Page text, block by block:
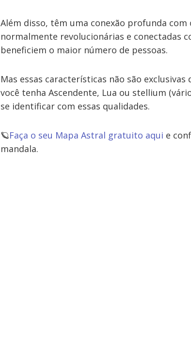
Além disso, têm uma conexão profunda
normalmente revolucionárias e conectadas
beneficiem o maior número de pessoas.
Mas essas características não são
você tenha Ascendente, Lua ou stellium
se identificar com essas qualidades.
🪐Faça o seu Mapa Astral gratuito aqui e
mandala.